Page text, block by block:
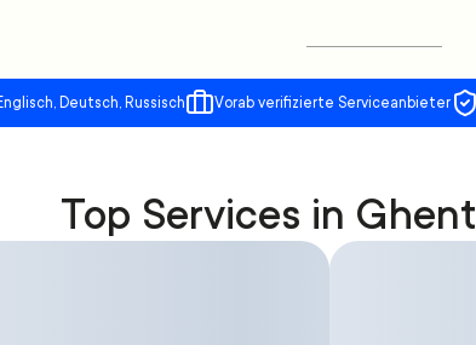
Deutsch, Russisch Vorab verifizierte Serviceanbieter
Top Services in Ghent